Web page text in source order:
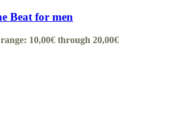
Beat for men
10,00€ through 20,00€